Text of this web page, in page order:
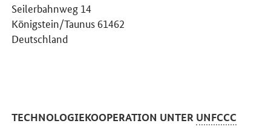
Seilerbahnweg 14
Königstein/Taunus 61462
Deutschland
TECHNOLOGIEKOOPERATION UNTER UNFCCC